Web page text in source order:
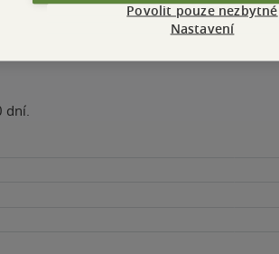
dní.
Povolit pouze nezbytné
Nastavení